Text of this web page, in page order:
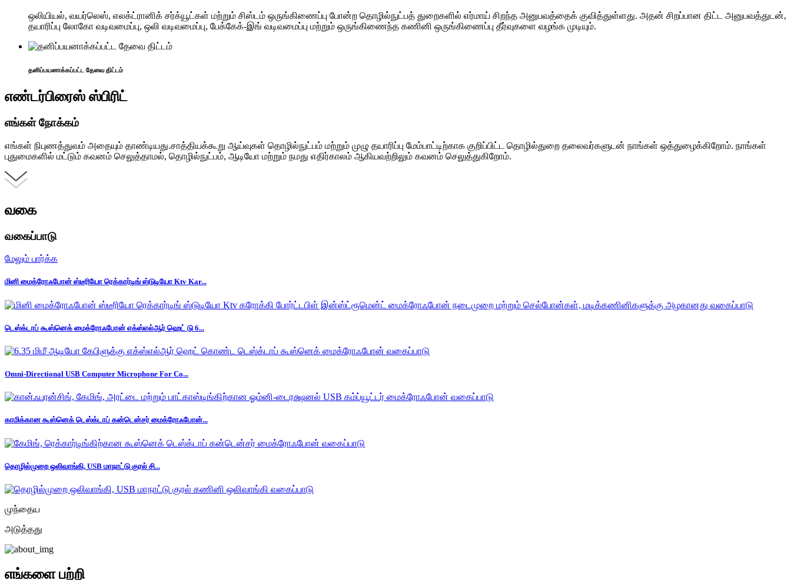
ஒலியியல், வயர்லெஸ், எலக்ட்ரானிக் சர்க்யூட்கள் மற்றும் சிஸ்டம் ஒருங்கிணைப்பு போன்ற தொழில்நுட்பத் துறைகளில் எர்மாய் சிறந்த அனுபவத்தைக் குவித்துள்ளது. அதன் சிறப்பான திட்ட அனுபவத்துடன்,
தயாரிப்பு லோகோ வடிவமைப்பு, ஒலி வடிவமைப்பு, பேக்கேக்-இங் வடிவமைப்பு மற்றும் ஒருங்கிணைந்த கணினி ஒருங்கிணைப்பு தீர்வுகளை வழங்க முடியும்.
தனிப்பயனாக்கப்பட்ட தேவை திட்டம்
எண்டர்பிரைஸ் ஸ்பிரிட்
எங்கள் நோக்கம்
எங்கள் நிபுணத்துவம் அதையும் தாண்டியது.சாத்தியக்கூறு ஆய்வுகள் தொழில்நுட்பம் மற்றும் முழு தயாரிப்பு மேம்பாட்டிற்காக குறிப்பிட்ட தொழில்துறை தலைவர்களுடன் நாங்கள் ஒத்துழைக்கிறோம். நாங்கள்
புதுமைகளில் மட்டும் கவனம் செலுத்தாமல், தொழில்நுட்பம், ஆடியோ மற்றும் நமது எதிர்காலம் ஆகியவற்றிலும் கவனம் செலுத்துகிறோம்.
வகை
வகைப்பாடு
மேலும் பார்க்க
மினி மைக்ரோஃபோன் ஸ்டீரியோ ரெக்கார்டிங் ஸ்டுடியோ Ktv Kar...
வகைப்பாடு
டெஸ்க்டாப் கூஸ்னெக் மைக்ரோஃபோன் எக்ஸ்எல்ஆர் ஹெட் டு 6...
வகைப்பாடு
Omni-Directional USB Computer Microphone For Co...
வகைப்பாடு
காமிக்கான கூஸ்னெக் டெஸ்க்டாப் கன்டென்சர் மைக்ரோஃபோன்...
வகைப்பாடு
தொழில்முறை ஒலிவாங்கி, USB மாநாட்டு குரல் சி...
வகைப்பாடு
முந்தைய
அடுத்தது
எங்களை பற்றி